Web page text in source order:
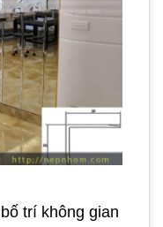
trí không gian